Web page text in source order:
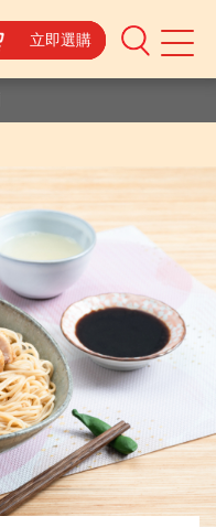
立即選購
Mobile
立即選購
立即選購
立即選購